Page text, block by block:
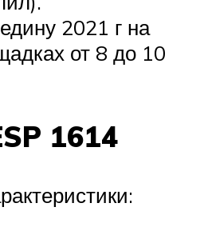
2021 г на
от 8 до 10
1614